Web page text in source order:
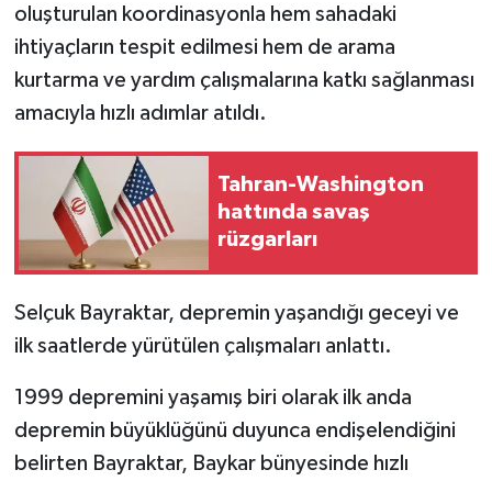
oluşturulan koordinasyonla hem sahadaki
ihtiyaçların tespit edilmesi hem de arama
kurtarma ve yardım çalışmalarına katkı sağlanması
amacıyla hızlı adımlar atıldı.
Tahran-Washington
hattında savaş
rüzgarları
Selçuk Bayraktar, depremin yaşandığı geceyi ve
ilk saatlerde yürütülen çalışmaları anlattı.
1999 depremini yaşamış biri olarak ilk anda
depremin büyüklüğünü duyunca endişelendiğini
belirten Bayraktar, Baykar bünyesinde hızlı